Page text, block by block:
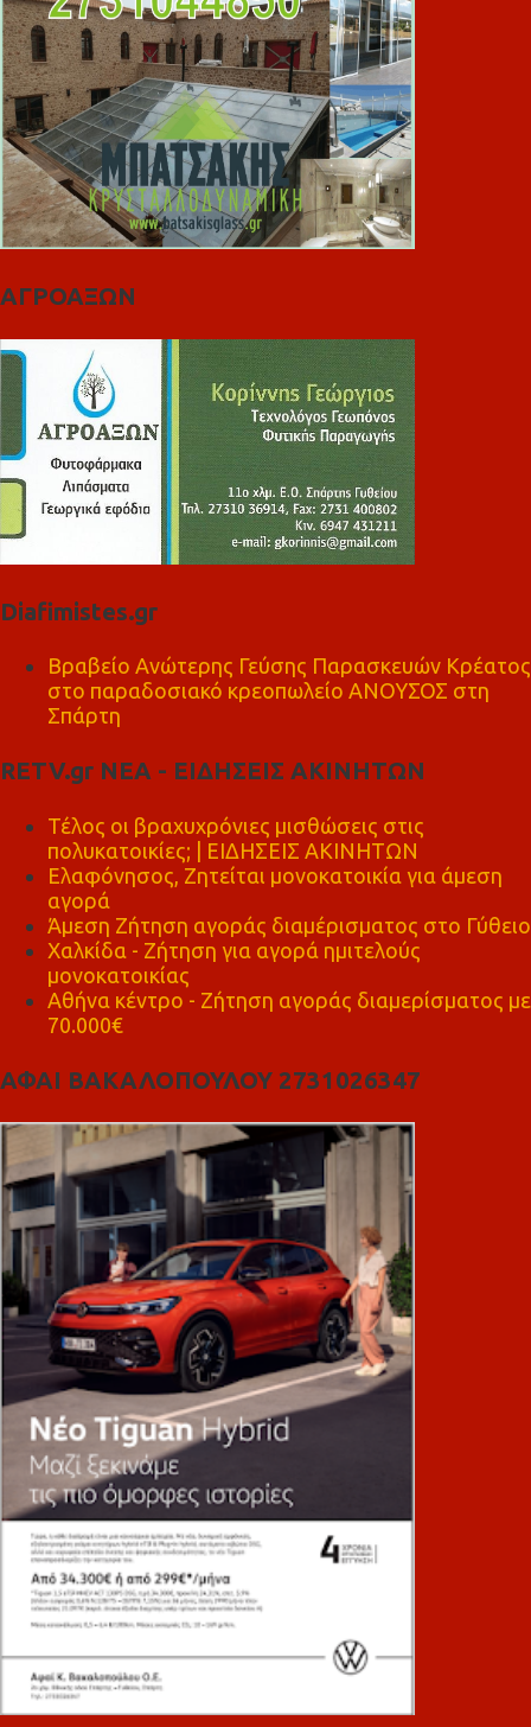
ΑΓΡΟΑΞΩΝ
Diafimistes.gr
Βραβείο Ανώτερης Γεύσης Παρασκευών Κρέατος
στο παραδοσιακό κρεοπωλείο ΑΝΟΥΣΟΣ στη
Σπάρτη
RETV.gr ΝΕΑ - ΕΙΔΗΣΕΙΣ ΑΚΙΝΗΤΩΝ
Τέλος οι βραχυχρόνιες μισθώσεις στις
πολυκατοικίες; | ΕΙΔΗΣΕΙΣ ΑΚΙΝΗΤΩΝ
Ελαφόνησος, Ζητείται μονοκατοικία για άμεση
αγορά
Άμεση Ζήτηση αγοράς διαμέρισματος στο Γύθειο
Χαλκίδα - Ζήτηση για αγορά ημιτελούς
μονοκατοικίας
Αθήνα κέντρο - Ζήτηση αγοράς διαμερίσματος με
70.000€
ΑΦΑΙ ΒΑΚΑΛΟΠΟΥΛΟΥ 2731026347